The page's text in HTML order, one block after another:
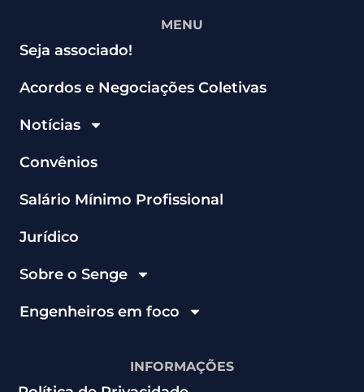
MENU
Seja associado!
Acordos e Negociações Coletivas
Notícias
Convênios
Salário Mínimo Profissional
Jurídico
Sobre o Senge
Engenheiros em foco
INFORMAÇÕES